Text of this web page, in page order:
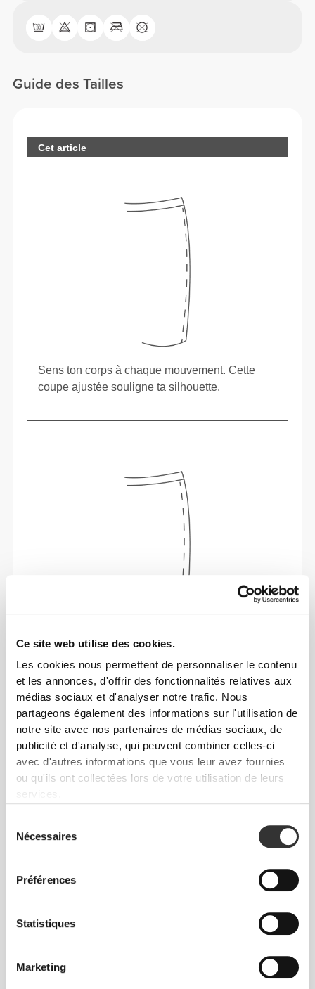
Ce site web utilise des cookies.
Les cookies nous permettent de personnaliser le contenu
et les annonces, d'offrir des fonctionnalités relatives aux
médias sociaux et d'analyser notre trafic. Nous
partageons également des informations sur l'utilisation de
notre site avec nos partenaires de médias sociaux, de
publicité et d'analyse, qui peuvent combiner celles-ci
avec d'autres informations que vous leur avez fournies
ou qu'ils ont collectées lors de votre utilisation de leurs
services.
Nécessaires
Préférences
Statistiques
Marketing
Guide des Tailles
Cet article
Sens ton corps à chaque mouvement. Cette
coupe ajustée souligne ta silhouette.
Liberté de mouvement et confort au quotidien,
telle est la devise.
confortable et décontractée pour un look casual.
TAILLE RECOMMANDÉE EN FONCTION DE